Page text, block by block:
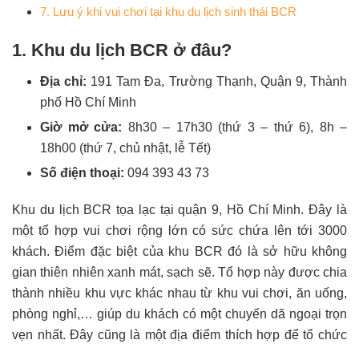
7. Lưu ý khi vui chơi tại khu du lịch sinh thái BCR
1. Khu du lịch BCR ở đâu?
Địa chỉ: 191 Tam Đa, Trường Thạnh, Quận 9, Thành
phố Hồ Chí Minh
Giờ mở cửa: 8h30 – 17h30 (thứ 3 – thứ 6), 8h –
18h00 (thứ 7, chủ nhật, lễ Tết)
Số điện thoại: 094 393 43 73
Khu du lịch BCR tọa lạc tại quận 9, Hồ Chí Minh. Đây là
một tổ hợp vui chơi rộng lớn có sức chứa lên tới 3000
khách. Điểm đặc biệt của khu BCR đó là sở hữu không
gian thiên nhiên xanh mát, sạch sẽ. Tổ hợp này được chia
thành nhiều khu vực khác nhau từ khu vui chơi, ăn uống,
phòng nghỉ,… giúp du khách có một chuyến dã ngoại trọn
vẹn nhất. Đây cũng là một địa điểm thích hợp để tổ chức